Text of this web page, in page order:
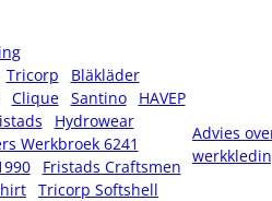
Tricorp
Bläkläder
Clique Santino
HAVEP
Hydrowear
Werkbroek 6241
Fristads Craftsmen
Tricorp Softshell
Advies